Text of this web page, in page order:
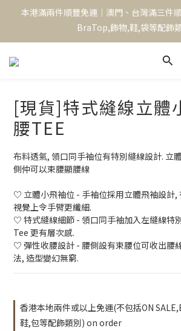
本港滿兩件順豐免運｜澳門、台灣滿三件
BraTop,飾物,鞋,袋等配飾
BraTop,飾物,鞋,袋等配飾
BraTop,飾物,鞋,袋等配飾
[現貨]特式縫線立體
腰TEE
布料透氣, 領口同手袖位有特別縫線設計. 立
側仲可以束腰顯腰線
♡ 立體小飛袖位 - 手袖位採用立體飛袖設計,
視覺上令手臂更纖細.
♡ 特式縫線細節 - 領口同手袖加入左縫線特
Tee 更有層次感.
♡ 彈性收腰設計 - 腰側設有束腰位可收出腰
法, 造型變幻無窮.
香港本地兩件或以上免運(不包括ON
鞋,包等配飾類別) on order